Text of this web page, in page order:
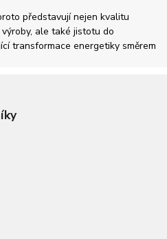
představují nejen kvalitu
ale také jistotu do
transformace energetiky směrem